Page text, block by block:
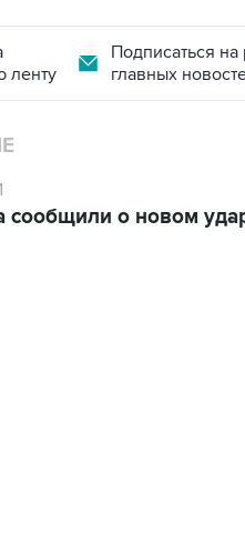
ленту
Подписаться на
главных
сообщили о новом